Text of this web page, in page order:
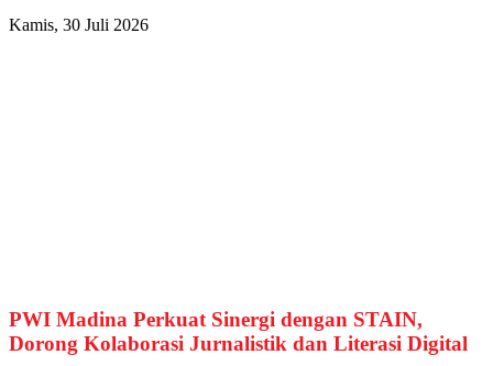
Kamis, 30 Juli 2026
PWI Madina Perkuat Sinergi dengan STAIN,
Dorong Kolaborasi Jurnalistik dan Literasi Digital